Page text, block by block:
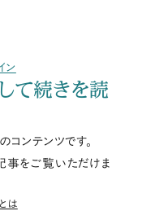
ン
て続きを読
コンテンツです。
事をご覧いただけま
は